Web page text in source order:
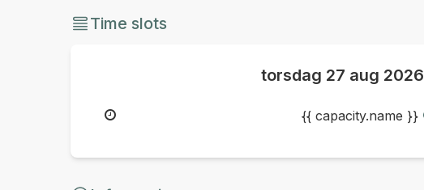
Time slots
torsdag 27 aug 2026
{{ capacity.name }}